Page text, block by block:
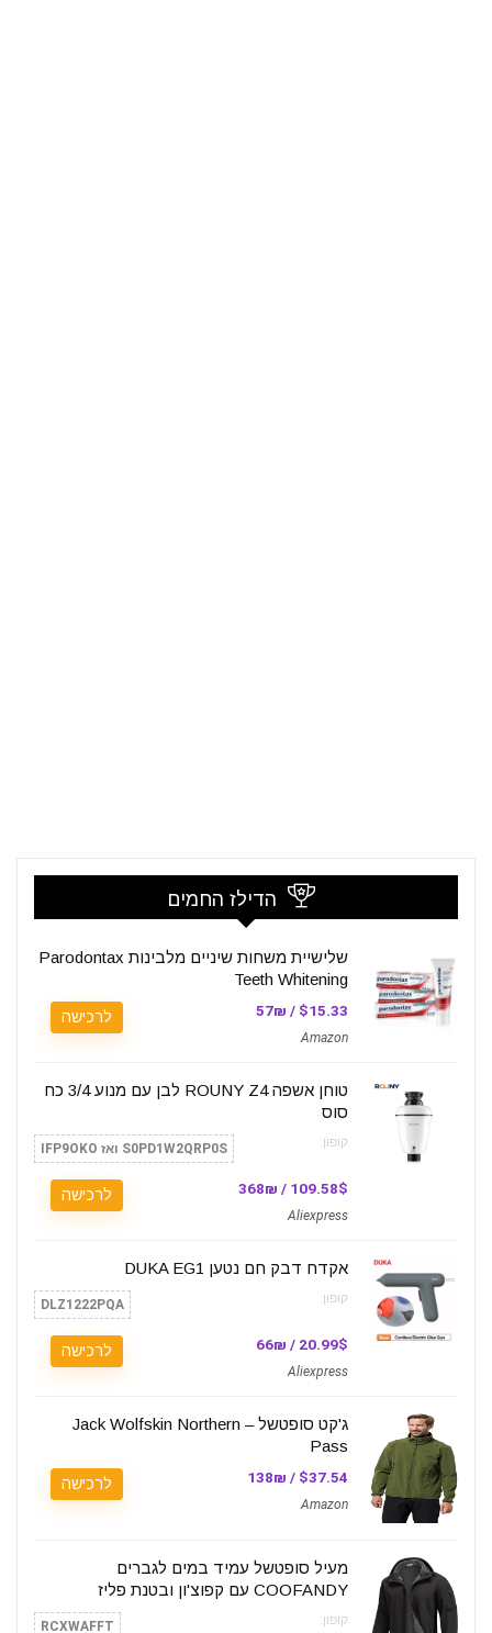
הדילז החמים
שלישיית משחות שיניים מלבינות Parodontax
Teeth Whitening
$15.33 / 57₪
Amazon
לרכישה
טוחן אשפה ROUNY Z4 לבן עם מנוע 3/4 כח
סוס
קופון: S0PD1W2QRP0S ואז IFP9OKO
109.58$ / 368₪
Aliexpress
לרכישה
אקדח דבק חם נטען DUKA EG1
קופון: DLZ1222PQA
20.99$ / 66₪
Aliexpress
לרכישה
ג'קט סופטשל – Jack Wolfskin Northern
Pass
$37.54 / 138₪
Amazon
לרכישה
מעיל סופטשל עמיד במים לגברים
COOFANDY עם קפוצ'ון ובטנת פליז
קופון: RCXWAFFT